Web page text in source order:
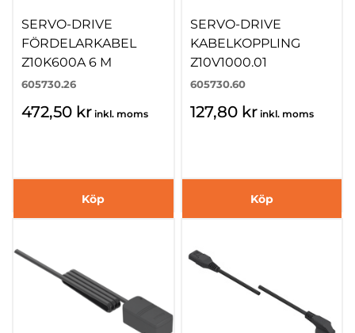
SERVO-DRIVE
FÖRDELARKABEL
Z10K600A 6 M
605730.26
472,50 kr inkl. moms
Köp
SERVO-DRIVE
KABELKOPPLING
Z10V1000.01
605730.60
127,80 kr inkl. moms
Köp